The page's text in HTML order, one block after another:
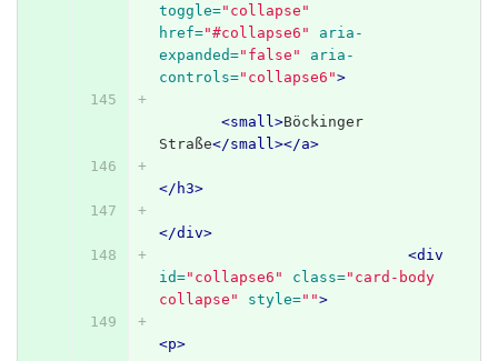
toggle="collapse"
href="#collapse6"
aria-
expanded="false"
aria-
controls="collapse6">
<small>Böckinger
Straße</small></a>
</h3>
</div>
<div
id="collapse6" class="card-body
collapse"
style="">
<p>